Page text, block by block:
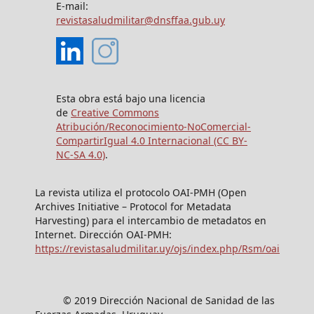
E-mail:
revistasaludmilitar@dnsffaa.gub.uy
Esta obra está bajo una licencia
de Creative Commons
Atribución/Reconocimiento-NoComercial-
CompartirIgual 4.0 Internacional (CC BY-
NC-SA 4.0).
La revista utiliza el protocolo OAI-PMH (Open
Archives Initiative – Protocol for Metadata
Harvesting) para el intercambio de metadatos en
Internet. Dirección OAI-PMH:
https://revistasaludmilitar.uy/ojs/index.php/Rsm/oai
© 2019 Dirección Nacional de Sanidad de las